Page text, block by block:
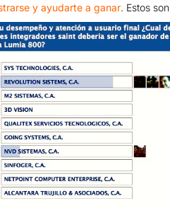
y ayudarte a ganar. Estos